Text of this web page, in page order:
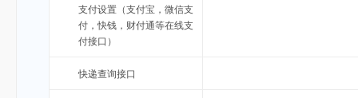
支付设置（支付宝，微信支
付，快钱，财付通等在线支
付接口）
快递查询接口